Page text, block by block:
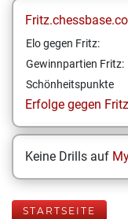
Elo gegen Fritz:
Gewinnpartien Fritz:
Schönheitspunkte
Erfolge gegen
Keine Drills auf
STARTSEITE